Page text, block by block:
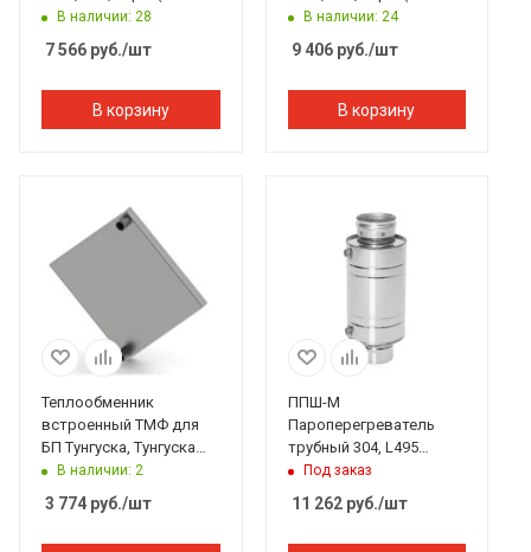
201/1,0 мм), ф115 мм на
трубе
В наличии: 28
7 566 руб./шт
В корзину
304/1,0 мм), ф115 мм
В наличии: 24
9 406руб./шт
В корзину
Теплообменник
встроенный ТМФ для
БП Тунгуска, Тунгуска
XXL, Ангара, Аврора
В наличии: 2
3 774 руб./шт
ППШ-М
Пароперегреватель
трубный 304, L495
D115/115 с баком-
ватерпасс 304 D-180
Под заказ
11 262руб./шт